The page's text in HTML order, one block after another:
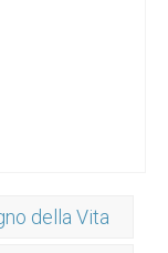
della Vita